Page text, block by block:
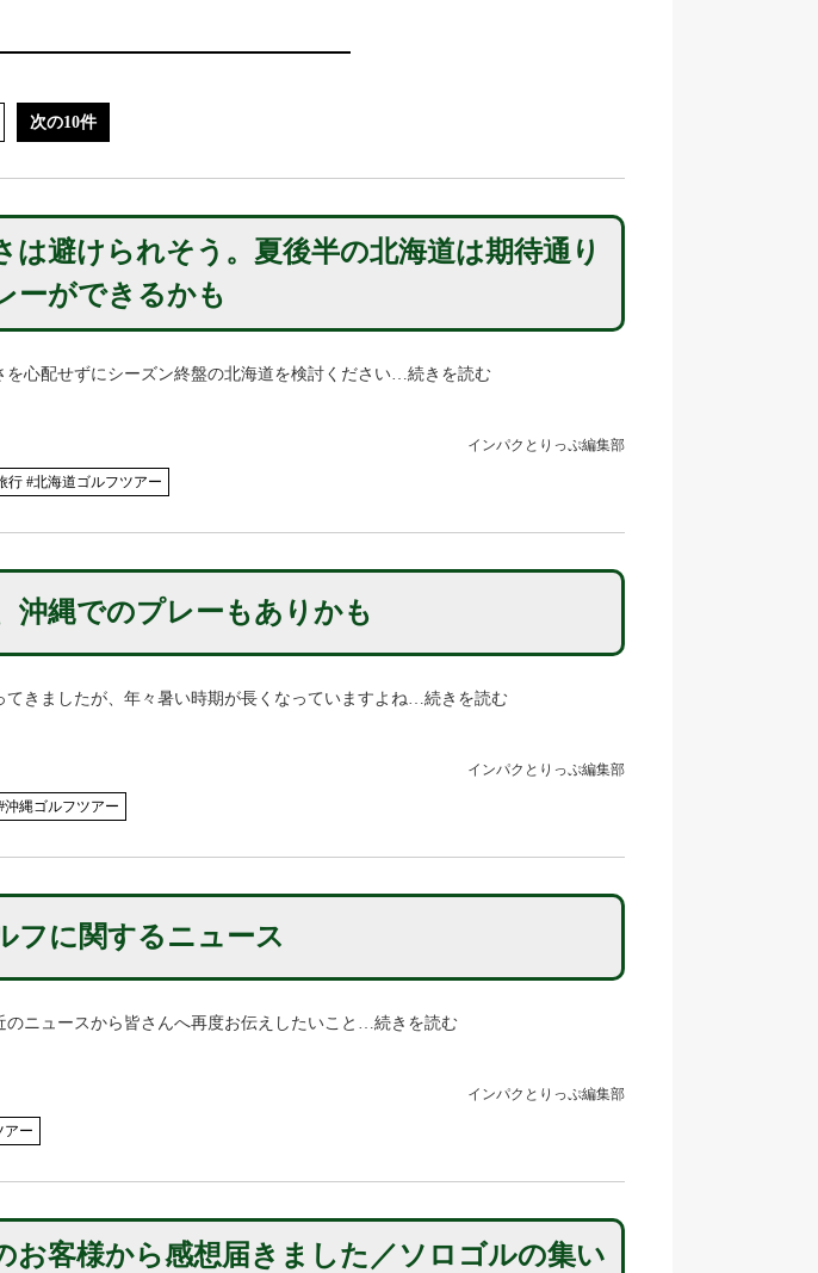
次の10件
は避けられそう。夏後半の北海道は期待通り
ーができるかも
を心配せずにシーズン終盤の北海道を検討ください…続きを読む
インパクとりっぷ編集部
行 #北海道ゴルフツアー
沖縄でのプレーもありかも
てきましたが、年々暑い時期が長くなっていますよね…続きを読む
インパクとりっぷ編集部
沖縄ゴルフツアー
フに関するニュース
のニュースから皆さんへ再度お伝えしたいこと…続きを読む
インパクとりっぷ編集部
アー
お客様から感想届きました／ソロゴルの集い